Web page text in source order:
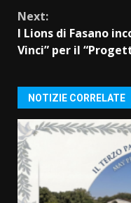
Next:
I Lions di Fasano
Vinci” per il
NOTIZIE CORRELATE